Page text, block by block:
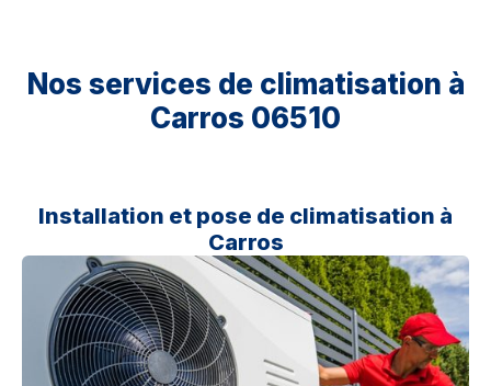
Nos services de climatisation à
Carros 06510
Installation et pose de climatisation à
Carros